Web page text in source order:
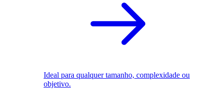
Ideal para qualquer tamanho, complexidade ou
objetivo.